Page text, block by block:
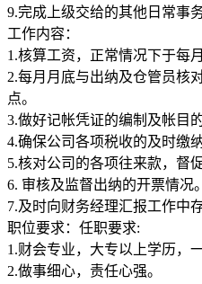
9.完成上级交给的其他日常事务
工作内容：
1.核算工资，正常情况下于每
2.每月月底与出纳及仓管员核
点。
3.做好记帐凭证的编制及帐目
4.确保公司各项税收的及时缴纳
5.核对公司的各项往来款，督
6. 审核及监督出纳的开票情况。
7.及时向财务经理汇报工作中
职位要求：任职要求:
1.财会专业，大专以上学历，
2.做事细心，责任心强。